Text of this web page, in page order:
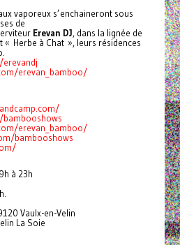
vaporeux s’enchaineront sous
de
Erevan DJ, dans la lignée de
Herbe à Chat », leurs résidences
erevan_bamboo/
erevan_bamboo/
bambooshows
à 23h
Vaulx-en-Velin
La Soie